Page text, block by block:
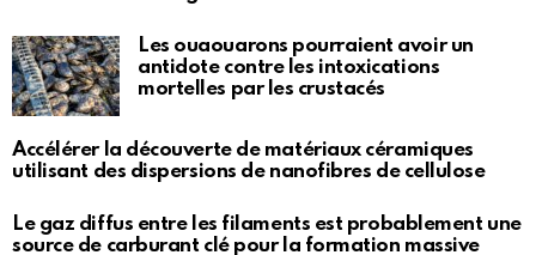
Les ouaouarons pourraient avoir un
antidote contre les intoxications
mortelles par les crustacés
Accélérer la découverte de matériaux céramiques
utilisant des dispersions de nanofibres de cellulose
Le gaz diffus entre les filaments est probablement une
source de carburant clé pour la formation massive